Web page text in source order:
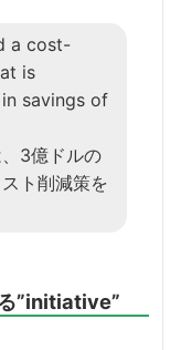
a cost-
is
savings of
3億ドルの
ト削減策を
”initiative”